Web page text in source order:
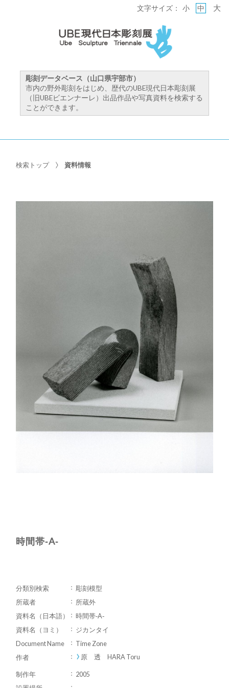
彫刻データベース（山口県宇部市）
市内の野外彫刻をはじめ、歴代のUBE現代日本彫刻展
（旧UBEビエンナーレ）出品作品や写真資料を検索する
ことができます。
文字サイズ： 小 中 大
検索トップ 資料情報
時間帯‐A‐
分類別検索
彫刻模型
所蔵者
所蔵外
資料名（日本語）
時間帯‐A‐
資料名（ヨミ）
ジカンタイ
Document Name
Time Zone
作者
原 透 HARA Toru
制作年
2005